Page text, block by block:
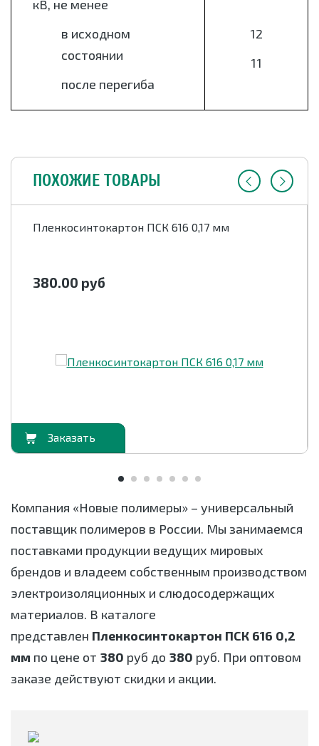
кВ, не менее
в исходном
состоянии
после перегиба
12
11
ПОХОЖИЕ ТОВАРЫ
Пленкосинтокартон ПСК 616 0,17 мм
380.00 руб
Компания «Новые полимеры» – универсальный
поставщик полимеров в России. Мы занимаемся
поставками продукции ведущих мировых
брендов и владеем собственным производством
электроизоляционных и слюдосодержащих
материалов. В каталоге
представлен Пленкосинтокартон ПСК 616 0,2
мм по цене от 380 руб до 380 руб. При оптовом
заказе действуют скидки и акции.